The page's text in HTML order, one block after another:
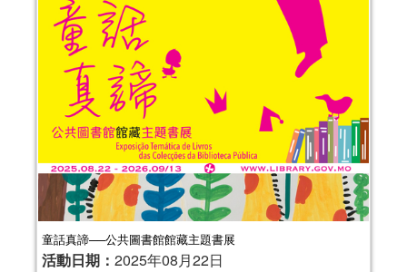
童話真諦──公共圖書館館藏主題書展
活動日期： 2025年08月22日